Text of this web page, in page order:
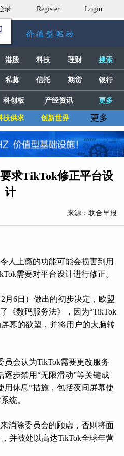
录 Register Login
港股 科技 理财 搜索
私募 信托 期货 银行
科创板 产经资讯 更多
技供求 创新世界 更多
求TikTok修正平台设
计
来源：联合早报
人上瘾的功能可能会损害到用
需要对平台设计进行修正。
月6日）做出的初步决定，欧盟
《数码服务法》，因为“TikTok
幕的欲望，并将用户的大脑转
员会认为TikTok需要更改服务
逐步禁用“无限滑动”等关键成
用休息”措施，包括夜间屏幕使
统。
消除委员会的顾虑，否则将面
并被处以高达TikTok全球年营